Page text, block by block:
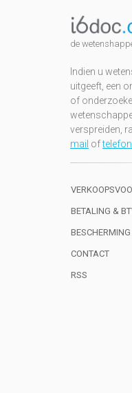
de
Indien u
uitgeeft, een
of
verspreiden,
mail of
BETALING &
CONTACT
RSS